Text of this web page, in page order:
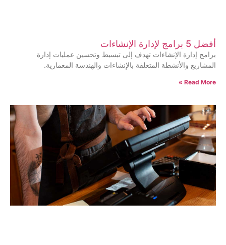
أفضل 5 برامج لإدارة الإنشاءات
برامج إدارة الإنشاءات تهدف إلى تبسيط وتحسين عمليات إدارة
المشاريع والأنشطة المتعلقة بالإنشاءات والهندسة المعمارية.
Read More »